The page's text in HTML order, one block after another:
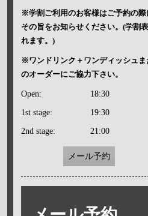
※学割ご利用のお客様はご予約の
その旨をお知らせください。(学割
れます。)
※ワンドリンク＋ワンディッシュ
のオーダーにご協力下さい。
Open: 18:30
1st stage: 19:30
2nd stage: 21:00
メール予約